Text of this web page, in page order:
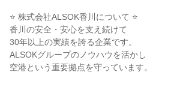
⭐ 株式会社ALSOK香川について ⭐
香川の安全・安心を支え続けて
30年以上の実績を誇る企業です。
ALSOKグループのノウハウを活かし
空港という重要拠点を守っています。